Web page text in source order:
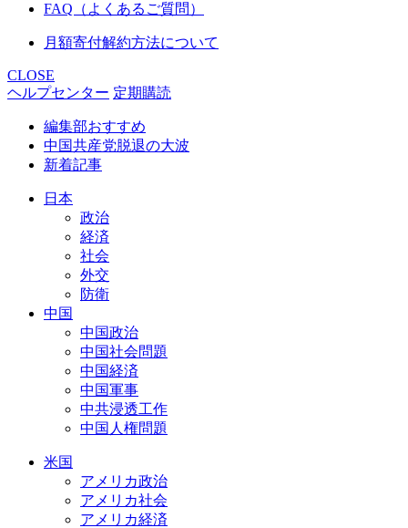
FAQ（よくあるご質問）
月額寄付解約方法について
CLOSE
ヘルプセンター 定期購読
編集部おすすめ
中国共産党脱退の大波
新着記事
日本
政治
経済
社会
外交
防衛
中国
中国政治
中国社会問題
中国経済
中国軍事
中共浸透工作
中国人権問題
米国
アメリカ政治
アメリカ社会
アメリカ経済